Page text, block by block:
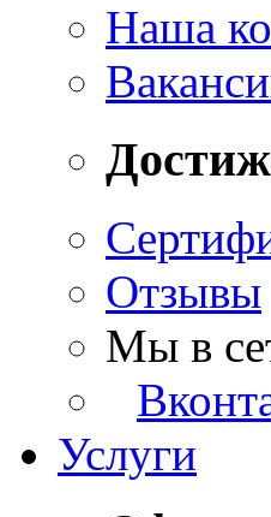
Наша
Отзывы
Мы в
Услуги